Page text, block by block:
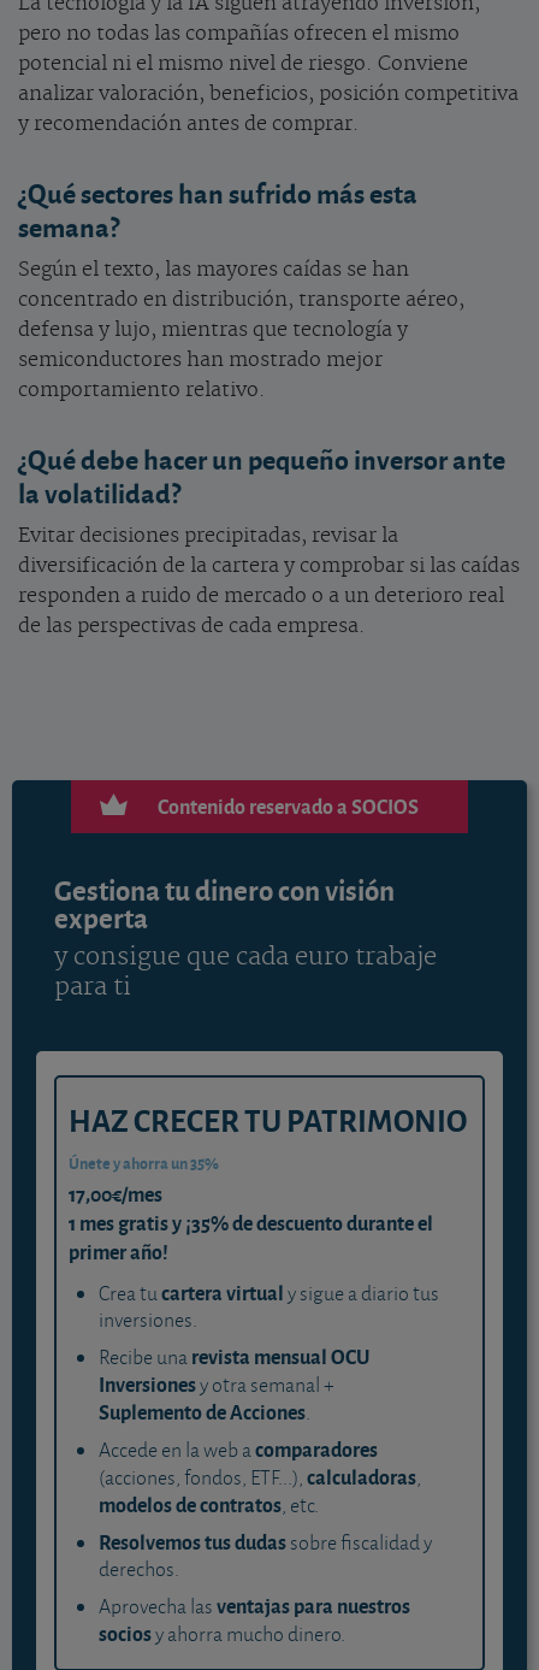
pero no todas las compañías ofrecen el mismo
potencial ni el mismo nivel de riesgo. Conviene
analizar valoración, beneficios, posición competitiva
y recomendación antes de comprar.
¿Qué sectores han sufrido más esta
semana?
Según el texto, las mayores caídas se han
concentrado en distribución, transporte aéreo,
defensa y lujo, mientras que tecnología y
semiconductores han mostrado mejor
comportamiento relativo.
¿Qué debe hacer un pequeño inversor ante
la volatilidad?
Evitar decisiones precipitadas, revisar la
diversificación de la cartera y comprobar si las caídas
responden a ruido de mercado o a un deterioro real
de las perspectivas de cada empresa.
Contenido reservado a SOCIOS
Gestiona tu dinero con visión
experta
y consigue que cada euro trabaje
para ti
HAZ CRECER TU PATRIMONIO
Únete y ahorra un 35%
17,00€/mes
1 mes gratis y ¡35% de descuento durante el
primer año!
Crea tucartera virtualy sigue a diario tus
inversiones.
Recibe unarevista mensual OCU
Inversionesy otra semanal +
Suplemento de Acciones.
Accede en la web acomparadores
(acciones, fondos, ETF...),calculadoras,
modelos de contratos, etc.
Resolvemos tus dudassobre fiscalidad y
derechos.
Aprovecha lasventajas para nuestros
sociosy ahorra mucho dinero.